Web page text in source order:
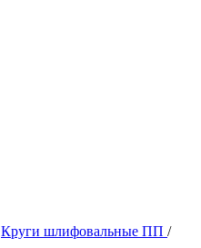
Круги шлифовальные ПП /